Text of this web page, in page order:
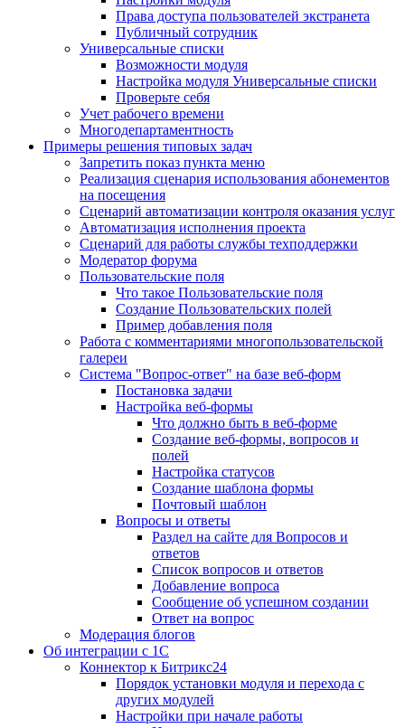
Права доступа пользователей экстранета
Публичный сотрудник
Универсальные списки
Возможности модуля
Настройка модуля Универсальные списки
Проверьте себя
Учет рабочего времени
Многодепартаментность
Примеры решения типовых задач
Запретить показ пункта меню
Реализация сценария использования абонементов
на посещения
Сценарий автоматизации контроля оказания услуг
Автоматизация исполнения проекта
Сценарий для работы службы техподдержки
Модератор форума
Пользовательские поля
Что такое Пользовательские поля
Создание Пользовательских полей
Пример добавления поля
Работа с комментариями многопользовательской
галереи
Система "Вопрос-ответ" на базе веб-форм
Постановка задачи
Настройка веб-формы
Что должно быть в веб-форме
Создание веб-формы, вопросов и
полей
Настройка статусов
Создание шаблона формы
Почтовый шаблон
Вопросы и ответы
Раздел на сайте для Вопросов и
ответов
Список вопросов и ответов
Добавление вопроса
Сообщение об успешном создании
Ответ на вопрос
Модерация блогов
Об интеграции с 1С
Коннектор к Битрикс24
Порядок установки модуля и перехода с
других модулей
Настройки при начале работы